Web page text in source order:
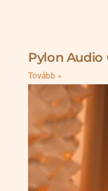
Pylon Audio
Tovább »